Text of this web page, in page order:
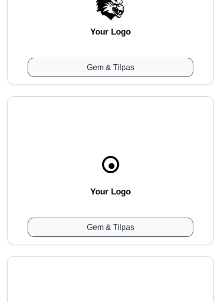
Your Logo
Gem & Tilpas
Your Logo
Gem & Tilpas